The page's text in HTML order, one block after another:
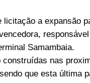
a expansão
Samambaia.
nas
que esta última